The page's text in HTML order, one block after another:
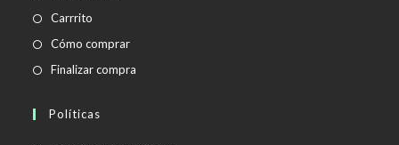
Carrrito
Cómo comprar
Finalizar compra
Políticas